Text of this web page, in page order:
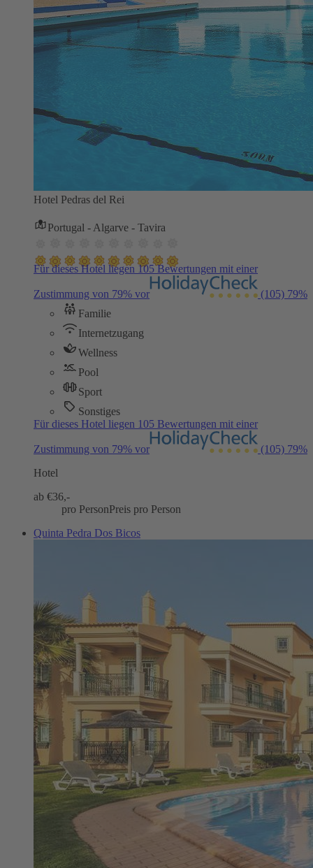
Hotel Pedras del Rei
Portugal - Algarve - Tavira
Für dieses Hotel liegen 105 Bewertungen mit einer
Zustimmung von 79% vor (105) 79%
Familie
Internetzugang
Wellness
Pool
Sport
Sonstiges
Für dieses Hotel liegen 105 Bewertungen mit einer
Zustimmung von 79% vor (105) 79%
Hotel
ab €36,-
pro PersonPreis pro Person
Quinta Pedra Dos Bicos